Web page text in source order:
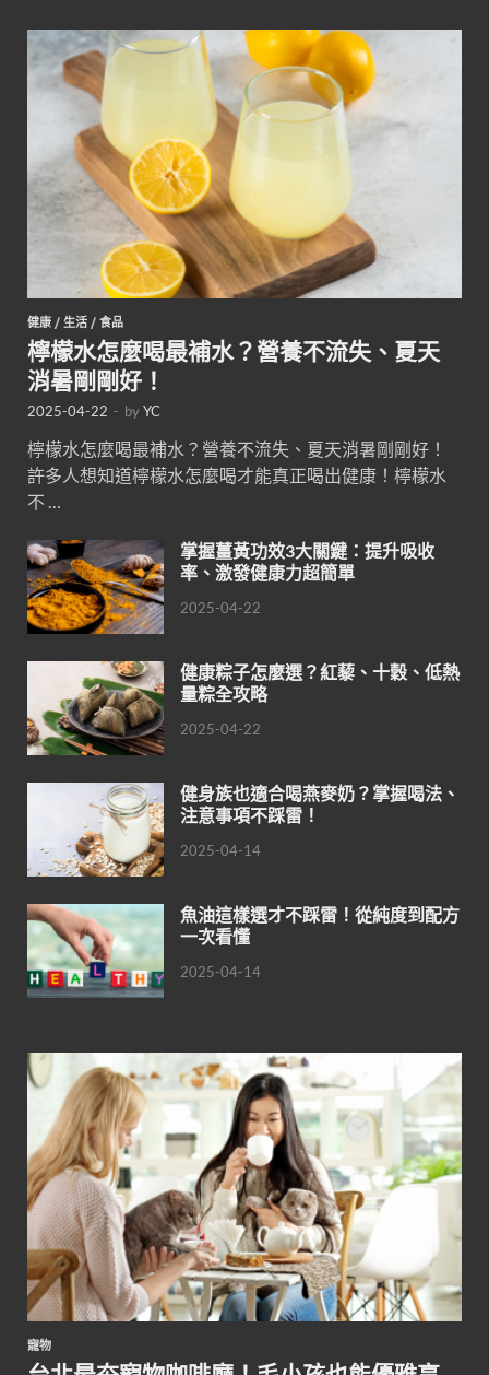
健康 / 生活 / 食品
檸檬水怎麼喝最補水？營養不流失、夏天
消暑剛剛好！
2025-04-22 - byYC
檸檬水怎麼喝最補水？營養不流失、夏天消暑剛剛好！
許多人想知道檸檬水怎麼喝才能真正喝出健康！檸檬水
不 …
掌握薑黃功效3大關鍵：提升吸收
率、激發健康力超簡單
2025-04-22
健康粽子怎麼選？紅藜、十穀、低熱
量粽全攻略
2025-04-22
健身族也適合喝燕麥奶？掌握喝法、
注意事項不踩雷！
2025-04-14
魚油這樣選才不踩雷！從純度到配方
一次看懂
2025-04-14
寵物